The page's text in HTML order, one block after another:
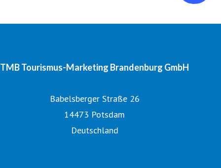
TMB Tourismus-Marketing Brandenburg GmbH
Babelsberger Straße 26
14473 Potsdam
Deutschland